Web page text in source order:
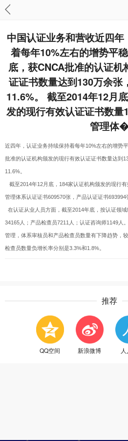
中国认证业务和营收近四
着每年10%左右的增势平
底，获CNCA批准的认证机
证证书数量达到130万余张
11.6%。 截至2014年12月
发的现行有效认证证书数量
管理体
近四年，认证业务持续保持着每年10%左右的增势
批准的认证机构颁发的现行有效认证证书数量达到
11.6%。
截至2014年12月底，184家认证机构颁发的现行有
管理体系认证证书609570张，产品认证证书693994
在认证从业人员方面，截至2014年底，按认证领
34165人；产品检查员7211人；认证咨询师1149人
管理，体系审核员和产品检查员数量有下降趋势，
检查员数量负增长率分别是3.3%和1.8%。
推荐
QQ空间 新浪微博